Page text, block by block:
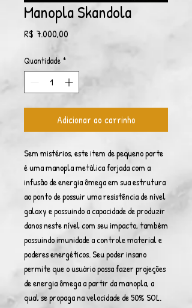
Manopla Skandola
R$ 7.000,00
Quantidade *
Adicionar ao carrinho
Sem mistérios, este item de pequeno porte
é uma manopla metálica forjada com a
infusão de energia ômega em sua estrutura
ao ponto de possuir uma resistência de nível
galaxy e possuindo a capacidade de produzir
danos neste nível com seu impacto, também
possuindo imunidade a controle material e
poderes energéticos. Seu poder insano
permite que o usuário possa fazer projeções
de energia ômega a partir da manopla, a
qual se propaga na velocidade de 50% SOL.